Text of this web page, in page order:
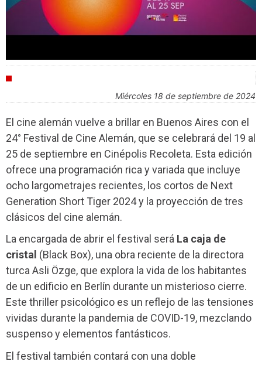
miércoles 18 de septiembre de 2024
El cine alemán vuelve a brillar en Buenos Aires con el
24° Festival de Cine Alemán, que se celebrará del 19 al
25 de septiembre en Cinépolis Recoleta. Esta edición
ofrece una programación rica y variada que incluye
ocho largometrajes recientes, los cortos de Next
Generation Short Tiger 2024 y la proyección de tres
clásicos del cine alemán.
La encargada de abrir el festival será La caja de
cristal (Black Box), una obra reciente de la directora
turca Asli Özge, que explora la vida de los habitantes
de un edificio en Berlín durante un misterioso cierre.
Este thriller psicológico es un reflejo de las tensiones
vividas durante la pandemia de COVID-19, mezclando
suspenso y elementos fantásticos.
El festival también contará con una doble